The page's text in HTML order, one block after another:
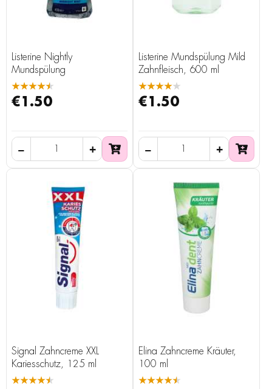
Listerine Nightly
Mundspülung
★★★★★
€1.50
Listerine Mundspülung Mild
Zahnfleisch, 600 ml
★★★★★
€1.50
Signal Zahncreme XXL
Kariesschutz, 125 ml
★★★★★
Elina Zahncreme Kräuter,
100 ml
★★★★★